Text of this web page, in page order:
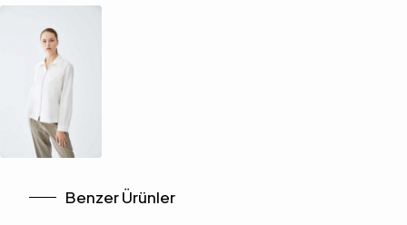
Benzer Ürünler